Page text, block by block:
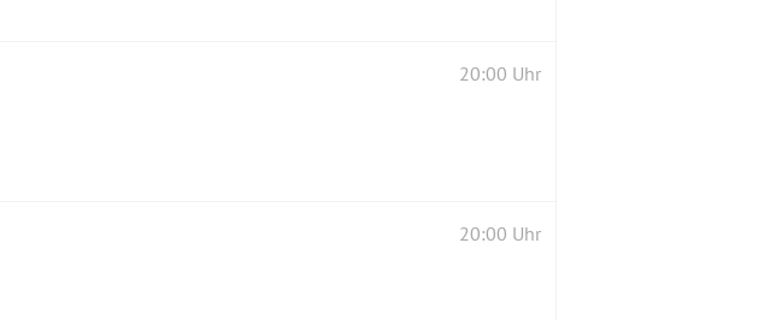
20:00 Uhr
20:00 Uhr